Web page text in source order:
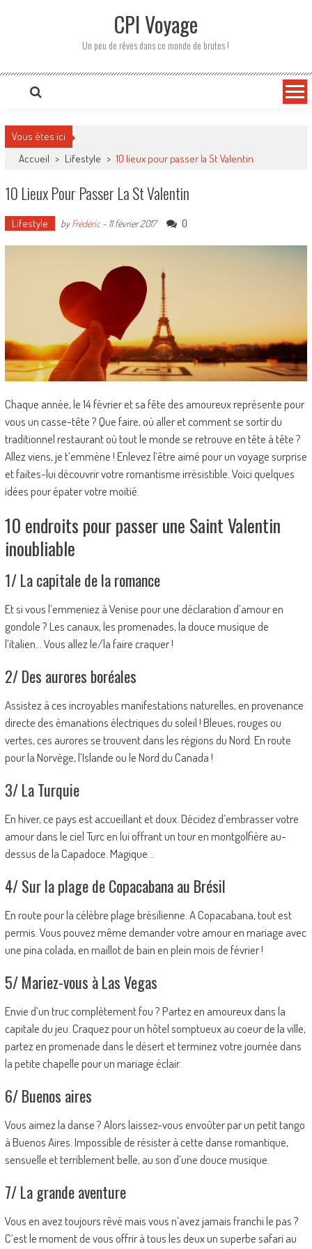
CPI Voyage
Un peu de rêves dans ce monde de brutes !
Vous êtes ici
Accueil > Lifestyle > 10 lieux pour passer la St Valentin
10 Lieux Pour Passer La St Valentin
Lifestyle byFrédéric- 11 février 2017 0
Chaque année, le 14 février et sa fête des amoureux représente pour
vous un casse-tête ? Que faire, où aller et comment se sortir du
traditionnel restaurant où tout le monde se retrouve en tête à tête ?
Allez viens, je t’emmène ! Enlevez l’être aimé pour un voyage surprise
et faites-lui découvrir votre romantisme irrésistible. Voici quelques
idées pour épater votre moitié.
10 endroits pour passer une Saint Valentin
inoubliable
1/ La capitale de la romance
Et si vous l’emmeniez à Venise pour une déclaration d’amour en
gondole ? Les canaux, les promenades, la douce musique de
l’italien… Vous allez le/la faire craquer !
2/ Des aurores boréales
Assistez à ces incroyables manifestations naturelles, en provenance
directe des émanations électriques du soleil ! Bleues, rouges ou
vertes, ces aurores se trouvent dans les régions du Nord. En route
pour la Norvège, l’Islande ou le Nord du Canada !
3/ La Turquie
En hiver, ce pays est accueillant et doux. Décidez d’embrasser votre
amour dans le ciel Turc en lui offrant un tour en montgolfière au-
dessus de la Capadoce. Magique…
4/ Sur la plage de Copacabana au Brésil
En route pour la célèbre plage brésilienne. A Copacabana, tout est
permis. Vous pouvez même demander votre amour en mariage avec
une pina colada, en maillot de bain en plein mois de février !
5/ Mariez-vous à Las Vegas
Envie d’un truc complètement fou ? Partez en amoureux dans la
capitale du jeu. Craquez pour un hôtel somptueux au coeur de la ville,
partez en promenade dans le désert et terminez votre journée dans
la petite chapelle pour un mariage éclair.
6/ Buenos aires
Vous aimez la danse ? Alors laissez-vous envoûter par un petit tango
à Buenos Aires. Impossible de résister à cette danse romantique,
sensuelle et terriblement belle, au son d’une douce musique.
7/ La grande aventure
Vous en avez toujours rêvé mais vous n’avez jamais franchi le pas ?
C’est le moment de vous offrir à tous les deux un superbe safari au